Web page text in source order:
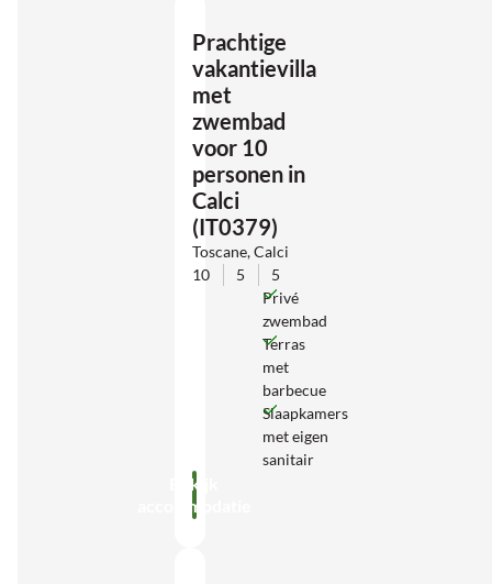
Prachtige
vakantievilla
met
zwembad
voor 10
personen in
Calci
(IT0379)
Toscane, Calci
10
5
5
Privé
zwembad
Terras
met
barbecue
Slaapkamers
met eigen
sanitair
Bekijk
accommodatie